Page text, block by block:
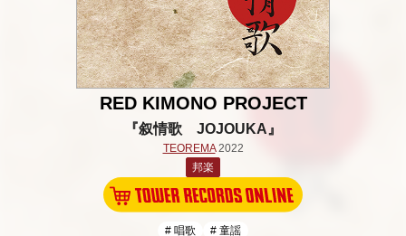
RED KIMONO PROJECT
『叙情歌 JOJOUKA』
TEOREMA2022
邦楽
# 唱歌 # 童謡